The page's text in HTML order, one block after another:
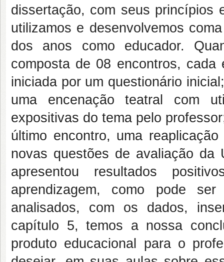
dissertação, com seus princípios
utilizamos e desenvolvemos
dos anos como educador.
composta de 08 encontros,
iniciada por um questionário
uma encenação teatral com
expositivas do tema pelo
último encontro, uma
novas questões de avaliação da
apresentou resultados
aprendizagem, como pode
analisados, com os dados,
capítulo 5, temos a nossa
produto educacional para o